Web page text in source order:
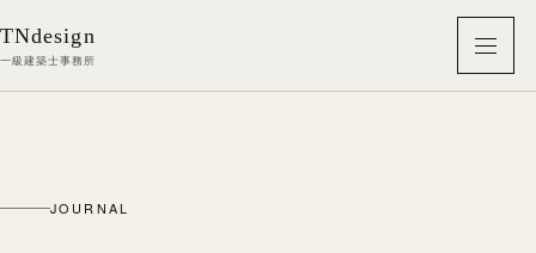
TNdesign
一級建築士事務所 メニ
JOURNAL